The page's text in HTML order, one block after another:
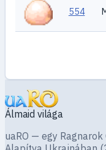
554
Álmaid világa
uaRO — egy